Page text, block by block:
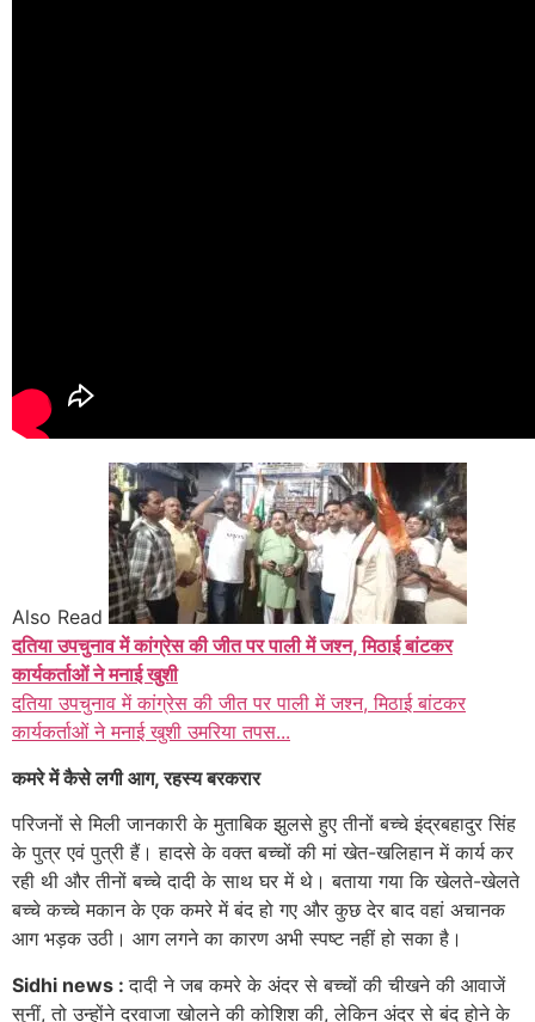
Also Read
दतिया उपचुनाव में कांग्रेस की जीत पर पाली में जश्न, मिठाई बांटकर
कार्यकर्ताओं ने मनाई खुशी
दतिया उपचुनाव में कांग्रेस की जीत पर पाली में जश्न, मिठाई बांटकर
कार्यकर्ताओं ने मनाई खुशी उमरिया तपस...
कमरे में कैसे लगी आग, रहस्य बरकरार
परिजनों से मिली जानकारी के मुताबिक झुलसे हुए तीनों बच्चे इंद्रबहादुर सिंह
के पुत्र एवं पुत्री हैं। हादसे के वक्त बच्चों की मां खेत-खलिहान में कार्य कर
रही थी और तीनों बच्चे दादी के साथ घर में थे। बताया गया कि खेलते-खेलते
बच्चे कच्चे मकान के एक कमरे में बंद हो गए और कुछ देर बाद वहां अचानक
आग भड़क उठी। आग लगने का कारण अभी स्पष्ट नहीं हो सका है।
Sidhi news :दादी ने जब कमरे के अंदर से बच्चों की चीखने की आवाजें
सुनीं, तो उन्होंने दरवाजा खोलने की कोशिश की, लेकिन अंदर से बंद होने के